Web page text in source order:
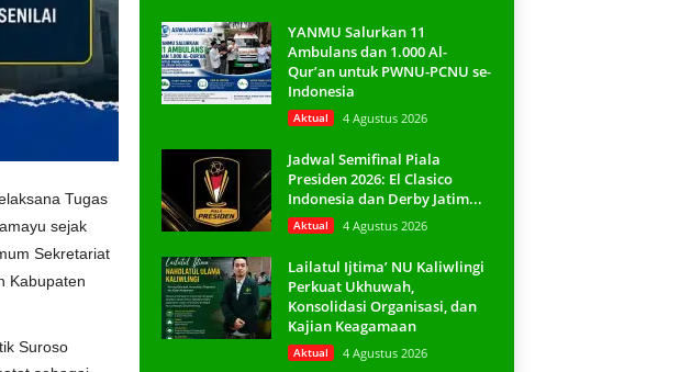
Tugas
sejak
Sekretariat
Kabupaten
Suroso
YANMU Salurkan 11
Ambulans dan 1.000 Al-
Qur’an untuk PWNU-PCNU se-
Indonesia
Aktual 4 Agustus 2026
Jadwal Semifinal Piala
Presiden 2026: El Clasico
Indonesia dan Derby Jatim...
Aktual 4 Agustus 2026
Lailatul Ijtima’ NU Kaliwlingi
Perkuat Ukhuwah,
Konsolidasi Organisasi, dan
Kajian Keagamaan
Aktual 4 Agustus 2026